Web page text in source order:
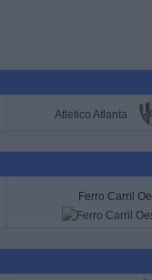
Atletico Atlanta